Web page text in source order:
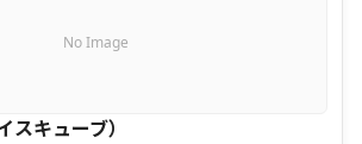
No Image
キューブ）